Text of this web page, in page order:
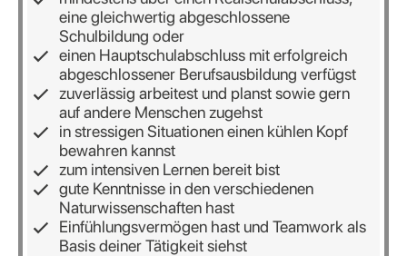
eine gleichwertig abgeschlossene
Schulbildung oder
einen Hauptschulabschluss mit erfolgreich
abgeschlossener Berufsausbildung verfügst
zuverlässig arbeitest und planst sowie gern
auf andere Menschen zugehst
in stressigen Situationen einen kühlen Kopf
bewahren kannst
zum intensiven Lernen bereit bist
gute Kenntnisse in den verschiedenen
Naturwissenschaften hast
Einfühlungsvermögen hast und Teamwork als
Basis deiner Tätigkeit siehst